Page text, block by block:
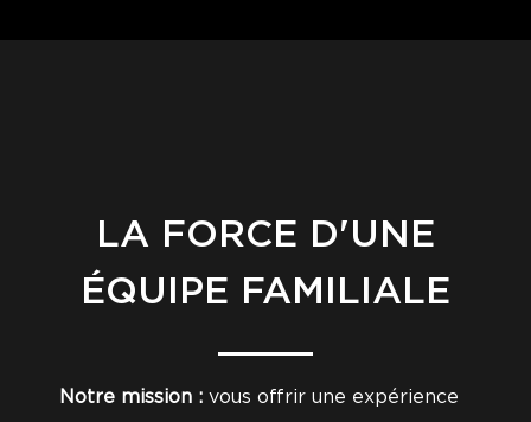
LA FORCE D'UNE
ÉQUIPE FAMILIALE
Notre mission : vous offrir une expérience